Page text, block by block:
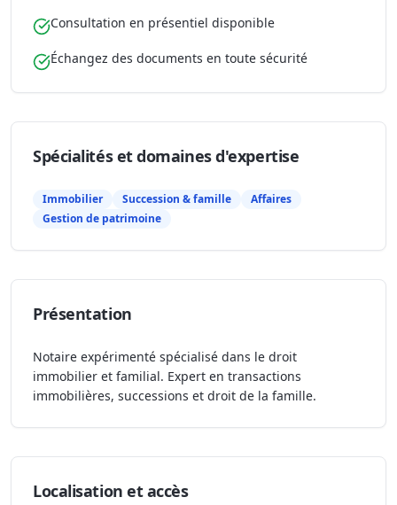
Consultation en présentiel disponible
Échangez des documents en toute sécurité
Spécialités et domaines d'expertise
Immobilier Succession & famille
Affaires
Gestion de patrimoine
Présentation
Notaire expérimenté spécialisé dans le droit
immobilier et familial. Expert en transactions
immobilières, successions et droit de la famille.
Localisation et accès